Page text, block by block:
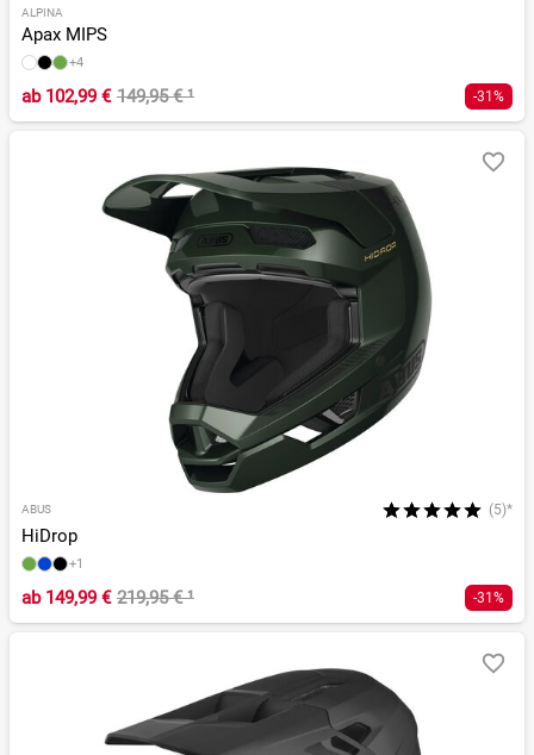
ALPINA
Apax MIPS
+4
ab102,99 € 149,95 €¹ -31%
ABUS (5)*
HiDrop
+1
ab149,99 € 219,95 €¹ -31%